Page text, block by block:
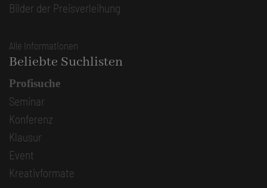
Bilder der Preisverleihung
Alle Informationen
Beliebte Suchlisten
Profisuche
Seminar
Konferenz
Klausur
Event
Kreativformate